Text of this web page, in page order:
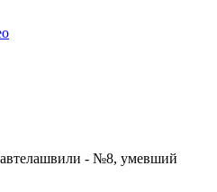
- №8, умевший